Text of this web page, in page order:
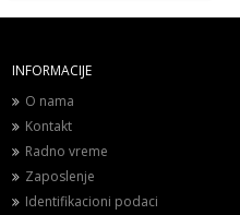
INFORMACIJE
O nama
Kontakt
Radno vreme
Zaposlenje
Identifikacioni podaci